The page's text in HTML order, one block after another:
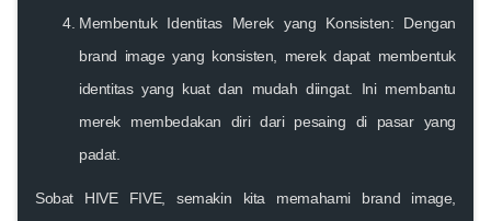
Membentuk Identitas Merek yang Konsisten: Dengan
brand image yang konsisten, merek dapat membentuk
identitas yang kuat dan mudah diingat. Ini membantu
merek membedakan diri dari pesaing di pasar yang
padat.
Sobat HIVE FIVE, semakin kita memahami brand image,